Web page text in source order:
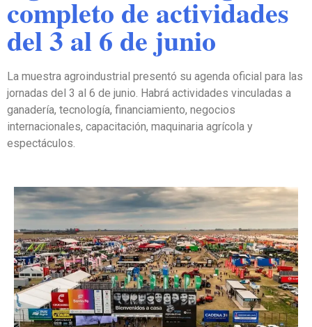
completo de actividades
del 3 al 6 de junio
La muestra agroindustrial presentó su agenda oficial para las
jornadas del 3 al 6 de junio. Habrá actividades vinculadas a
ganadería, tecnología, financiamiento, negocios
internacionales, capacitación, maquinaria agrícola y
espectáculos.